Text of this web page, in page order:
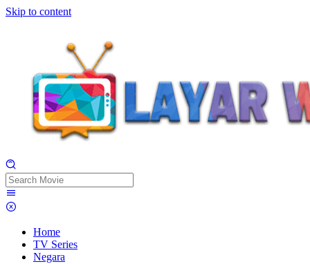
Skip to content
Home
TV Series
Negara